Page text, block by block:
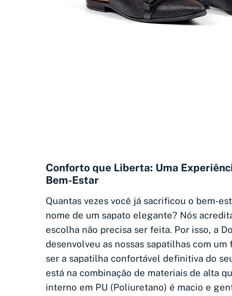
Conforto que Liberta: Uma
Bem-Estar
Quantas vezes você já sacrificou o bem-
nome de um sapato elegante? Nós
escolha não precisa ser feita. Por isso, a
desenvolveu as nossas sapatilhas com
ser a sapatilha confortável definitiva do
está na combinação de materiais de alta
interno em PU (Poliuretano) é macio e